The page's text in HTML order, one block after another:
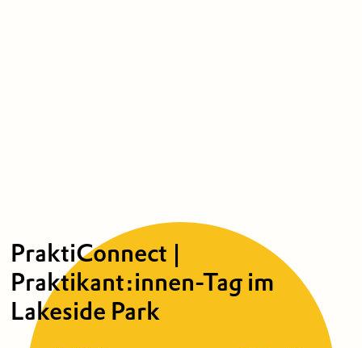
PraktiConnect |
Praktikant:innen-Tag im
Lakeside Park